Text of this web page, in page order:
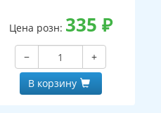
Цена розн: 335 ₽
−
+
В корзину